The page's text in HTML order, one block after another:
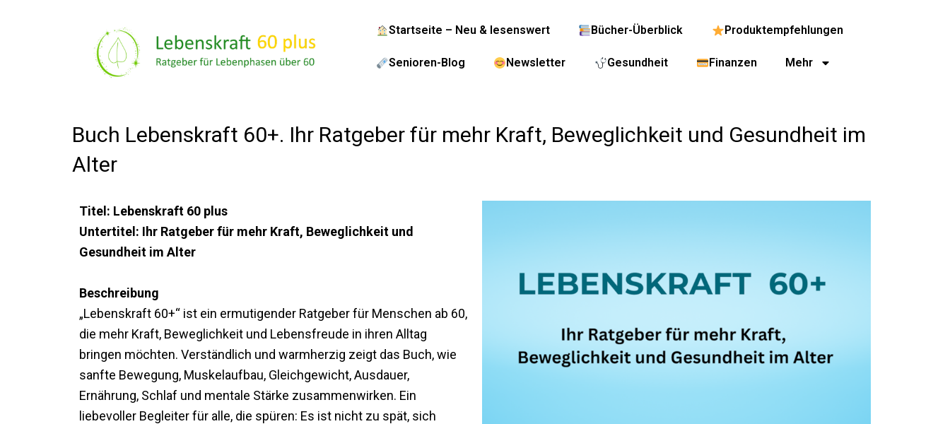
Startseite – Neu & lesenswert Bücher-Überblick Produktempfehlungen
Senioren-Blog Newsletter Gesundheit Finanzen Mehr
Buch Lebenskraft 60+. Ihr Ratgeber für mehr Kraft, Beweglichkeit und Gesundheit im
Alter
Titel: Lebenskraft 60 plus
Untertitel: Ihr Ratgeber für mehr Kraft, Beweglichkeit und
Gesundheit im Alter
Beschreibung
„Lebenskraft 60+“ ist ein ermutigender Ratgeber für Menschen ab 60,
die mehr Kraft, Beweglichkeit und Lebensfreude in ihren Alltag
bringen möchten. Verständlich und warmherzig zeigt das Buch, wie
sanfte Bewegung, Muskelaufbau, Gleichgewicht, Ausdauer,
Ernährung, Schlaf und mentale Stärke zusammenwirken. Ein
liebevoller Begleiter für alle, die spüren: Es ist nicht zu spät, sich